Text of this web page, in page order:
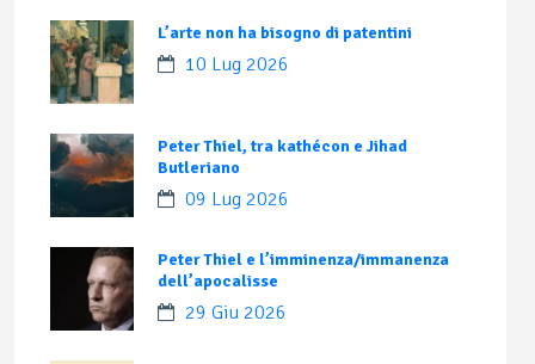
L’arte non ha bisogno di patentini
10 Lug 2026
Peter Thiel, tra kathécon e Jihad
Butleriano
09 Lug 2026
Peter Thiel e l’imminenza/immanenza
dell’apocalisse
29 Giu 2026